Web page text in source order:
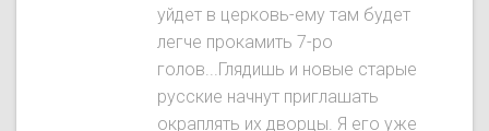
уйдет в церковь-ему там будет
легче прокамить 7-ро
голов...Глядишь и новые старые
русские начнут приглашать
окраплять их дворцы. Я его уже